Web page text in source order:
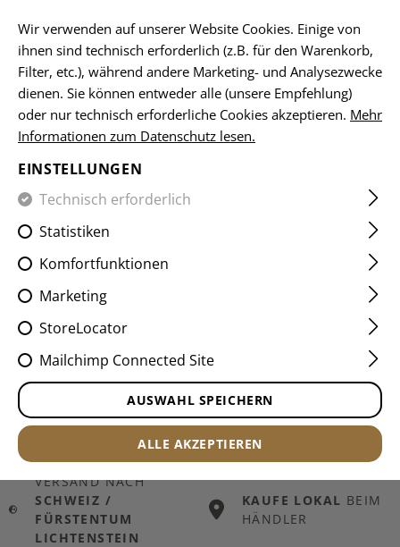
SCHALLDÄMPFER
FILTER
Keine Produkte gefunden.
KOSTENLOSER
VERSANDAB
TAUSENDEARTIKEL
VERSAND NACH
SCHWEIZ /
FÜRSTENTUM
LICHTENSTEIN
KAUFE LOKAL BEIM
HÄNDLER
Wir verwenden auf unserer Website Cookies. Einige von
ihnen sind technisch erforderlich (z.B. für den Warenkorb,
Filter, etc.), während andere Marketing- und Analysezwecke
dienen. Sie können entweder alle (unsere Empfehlung)
oder nur technisch erforderliche Cookies akzeptieren. Mehr
Informationen zum Datenschutz lesen.
EINSTELLUNGEN
Technisch erforderlich
Statistiken
Komfortfunktionen
Marketing
StoreLocator
Mailchimp Connected Site
AUSWAHL SPEICHERN
ALLE AKZEPTIEREN